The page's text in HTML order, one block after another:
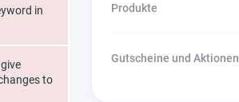
in
to
Produkte
Gutscheine und Aktionen